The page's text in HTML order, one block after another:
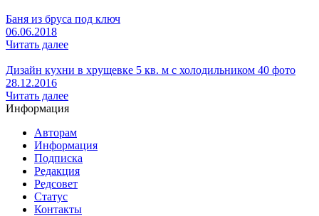
Баня из бруса под ключ
06.06.2018
Читать далее
Дизайн кухни в хрущевке 5 кв. м с холодильником 40 фото
28.12.2016
Читать далее
Информация
Авторам
Информация
Подписка
Редакция
Редсовет
Статус
Контакты